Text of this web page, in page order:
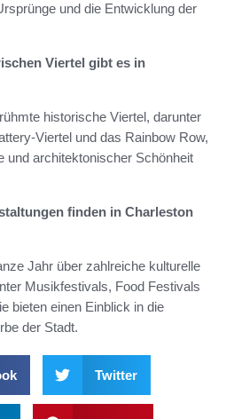
und die Entwicklung der
Viertel gibt es in
historische Viertel, darunter
Viertel und das Rainbow Row,
und architektonischer Schönheit
finden in Charleston
Jahr über zahlreiche kulturelle
Musikfestivals, Food Festivals
bieten einen Einblick in die
der Stadt.
Twitter